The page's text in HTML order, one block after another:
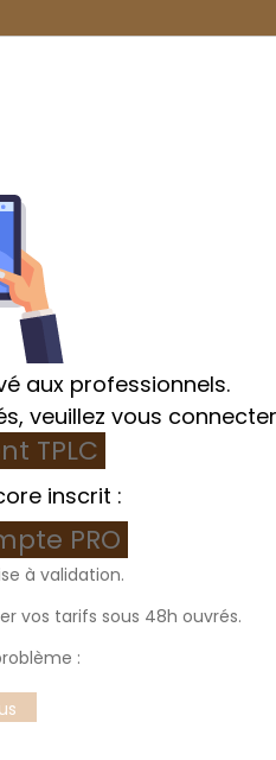
Hygiène et Textile
à ingrédients 6,5L
à ingrédients
à ingrédients avec couvercle,
Capacité : 6,5L
aux professionnels.
veuillez vous
TPLC
inscrit :
PRO
à validation.
vos tarifs sous 48h ouvrés.
: